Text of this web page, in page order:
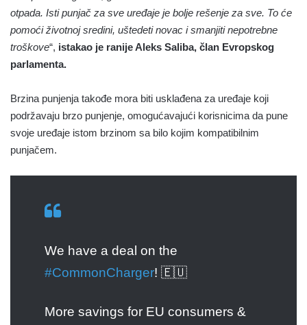
otpada. Isti punjač za sve uređaje je bolje rešenje za sve. To će
pomoći životnoj sredini, uštedeti novac i smanjiti nepotrebne
troškove“, istakao je ranije Aleks Saliba, član Evropskog
parlamenta.
Brzina punjenja takođe mora biti usklađena za uređaje koji
podržavaju brzo punjenje, omogućavajući korisnicima da pune
svoje uređaje istom brzinom sa bilo kojim kompatibilnim
punjačem.
We have a deal on the
#CommonCharger! 🇪🇺
More savings for EU consumers &